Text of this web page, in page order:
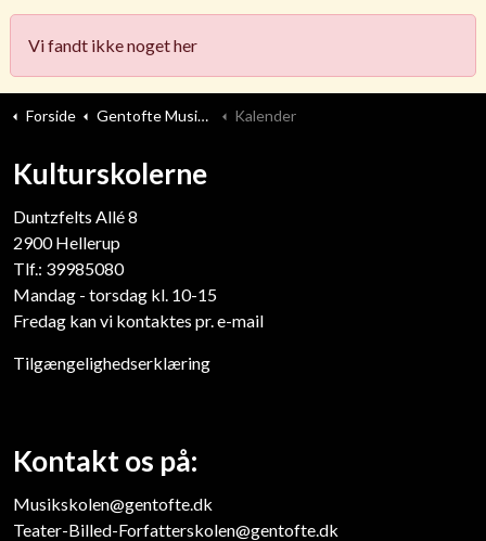
Vi fandt ikke noget her
Forside Gentofte Musikskole Kalender
Kulturskolerne
Duntzfelts Allé 8
​2900 Hellerup
Tlf.: 39985080
Mandag - torsdag kl. 10-15
Fredag kan vi kontaktes pr. e-mail
Tilgængelighedserklæring
Kontakt os på:
Musikskolen@gentofte.dk
Teater-Billed-Forfatterskolen@gentofte.dk